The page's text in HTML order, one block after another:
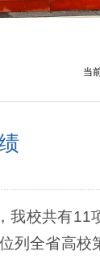
当
我校共有11
列全省高校